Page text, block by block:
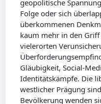
geopolitische
Folge oder sich
überkommenen
kaum mehr in den
vielerorten
Gläubigkeit, Social-
Identitätskämpfe. Die
westlicher Prägung
Bevölkerung wenden